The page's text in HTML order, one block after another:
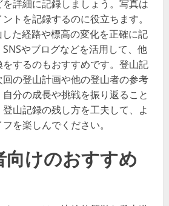
詳細に記録しましょう。写真は
トを記録するのに役立ちます。
た経路や標高の変化を正確に記
やブログなどを活用して、他
するのもおすすめです。登山記
の登山計画や他の登山者の参考
分の成長や挑戦を振り返ること
山記録の残し方を工夫して、よ
を楽しんでください。
向けのおすすめ